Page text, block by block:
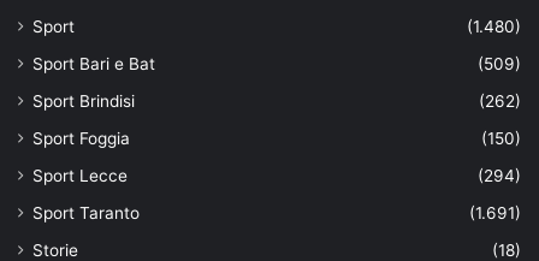
Sport
(1.480)
Sport Bari e Bat
(509)
Sport Brindisi
(262)
Sport Foggia
(150)
Sport Lecce
(294)
Sport Taranto
(1.691)
Storie
(18)